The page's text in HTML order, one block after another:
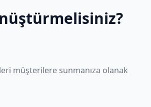
müşterilere sunmanıza olanak